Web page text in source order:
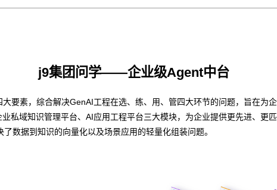
j9集团问学——企业级Agent中台
要素，综合解决GenAI工程在选、练、用、管四大环节的问题，旨在为
私域知识管理平台、AI应用工程平台三大模块，为企业提供更先进、更
数据到知识的向量化以及场景应用的轻量化组装问题。